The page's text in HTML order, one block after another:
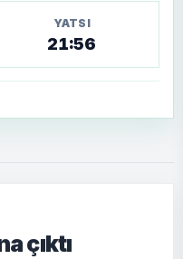
YATSI
21:56
çıktı